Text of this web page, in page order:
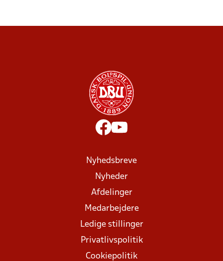
Nyhedsbreve
Nyheder
Afdelinger
Medarbejdere
Ledige stillinger
Privatlivspolitik
Cookiepolitik